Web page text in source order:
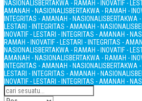
NASIONALISBERTAKWA - RAMAH - INOVATIF -
AMANAH - NASIONALISBERTAKWA - RAMAH -
INTEGRITAS - AMANAH - NASIONALISBERTAKWA
LESTARI - INTEGRITAS - AMANAH - NASIONALIS
INOVATIF - LESTARI - INTEGRITAS - AMANAH -
RAMAH - INOVATIF - LESTARI - INTEGRITAS -
NASIONALISBERTAKWA - RAMAH - INOVATIF -
AMANAH - NASIONALISBERTAKWA - RAMAH -
INTEGRITAS - AMANAH - NASIONALISBERTAKWA
LESTARI - INTEGRITAS - AMANAH - NASIONALIS
INOVATIF - LESTARI - INTEGRITAS - AMANAH -